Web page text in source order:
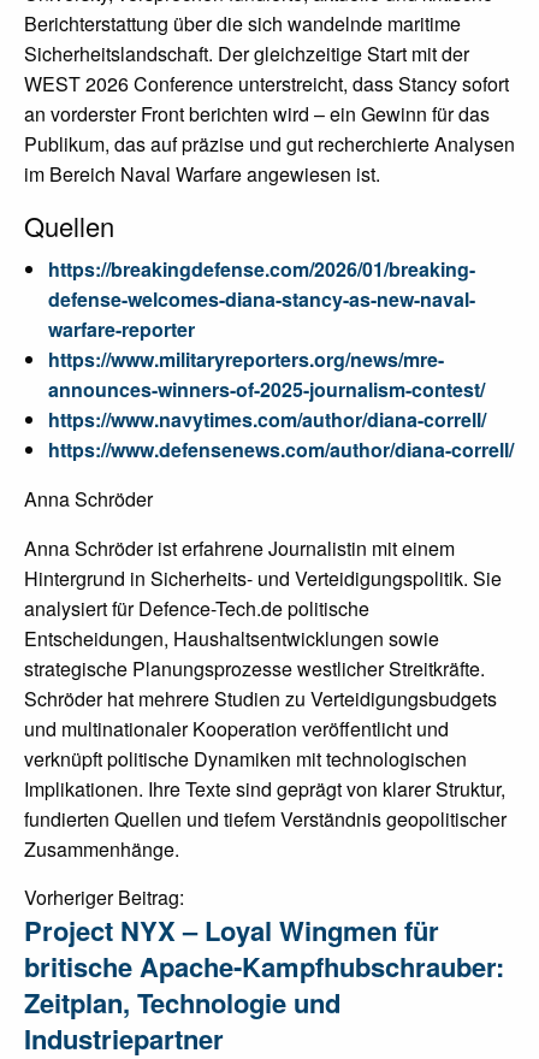
Berichterstattung über die sich wandelnde maritime
Sicherheitslandschaft. Der gleichzeitige Start mit der
WEST 2026 Conference unterstreicht, dass Stancy sofort
an vorderster Front berichten wird – ein Gewinn für das
Publikum, das auf präzise und gut recherchierte Analysen
im Bereich Naval Warfare angewiesen ist.
Quellen
https://breakingdefense.com/2026/01/breaking-
defense-welcomes-diana-stancy-as-new-naval-
warfare-reporter
https://www.militaryreporters.org/news/mre-
announces-winners-of-2025-journalism-contest/
https://www.navytimes.com/author/diana-correll/
https://www.defensenews.com/author/diana-correll/
Anna Schröder
Anna Schröder ist erfahrene Journalistin mit einem
Hintergrund in Sicherheits- und Verteidigungspolitik. Sie
analysiert für Defence-Tech.de politische
Entscheidungen, Haushaltsentwicklungen sowie
strategische Planungsprozesse westlicher Streitkräfte.
Schröder hat mehrere Studien zu Verteidigungsbudgets
und multinationaler Kooperation veröffentlicht und
verknüpft politische Dynamiken mit technologischen
Implikationen. Ihre Texte sind geprägt von klarer Struktur,
fundierten Quellen und tiefem Verständnis geopolitischer
Zusammenhänge.
Post
navigation
Vorheriger Beitrag:
Project NYX – Loyal Wingmen für
britische Apache‑Kampfhubschrauber:
Zeitplan, Technologie und
Industriepartner